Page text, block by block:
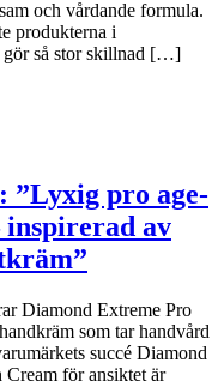
och vårdande formula.
produkterna i
gör så stor skillnad […]
”Lyxig pro age-
inspirerad av
Diamond Extreme Pro
som tar handvård
succé Diamond
för ansiktet är